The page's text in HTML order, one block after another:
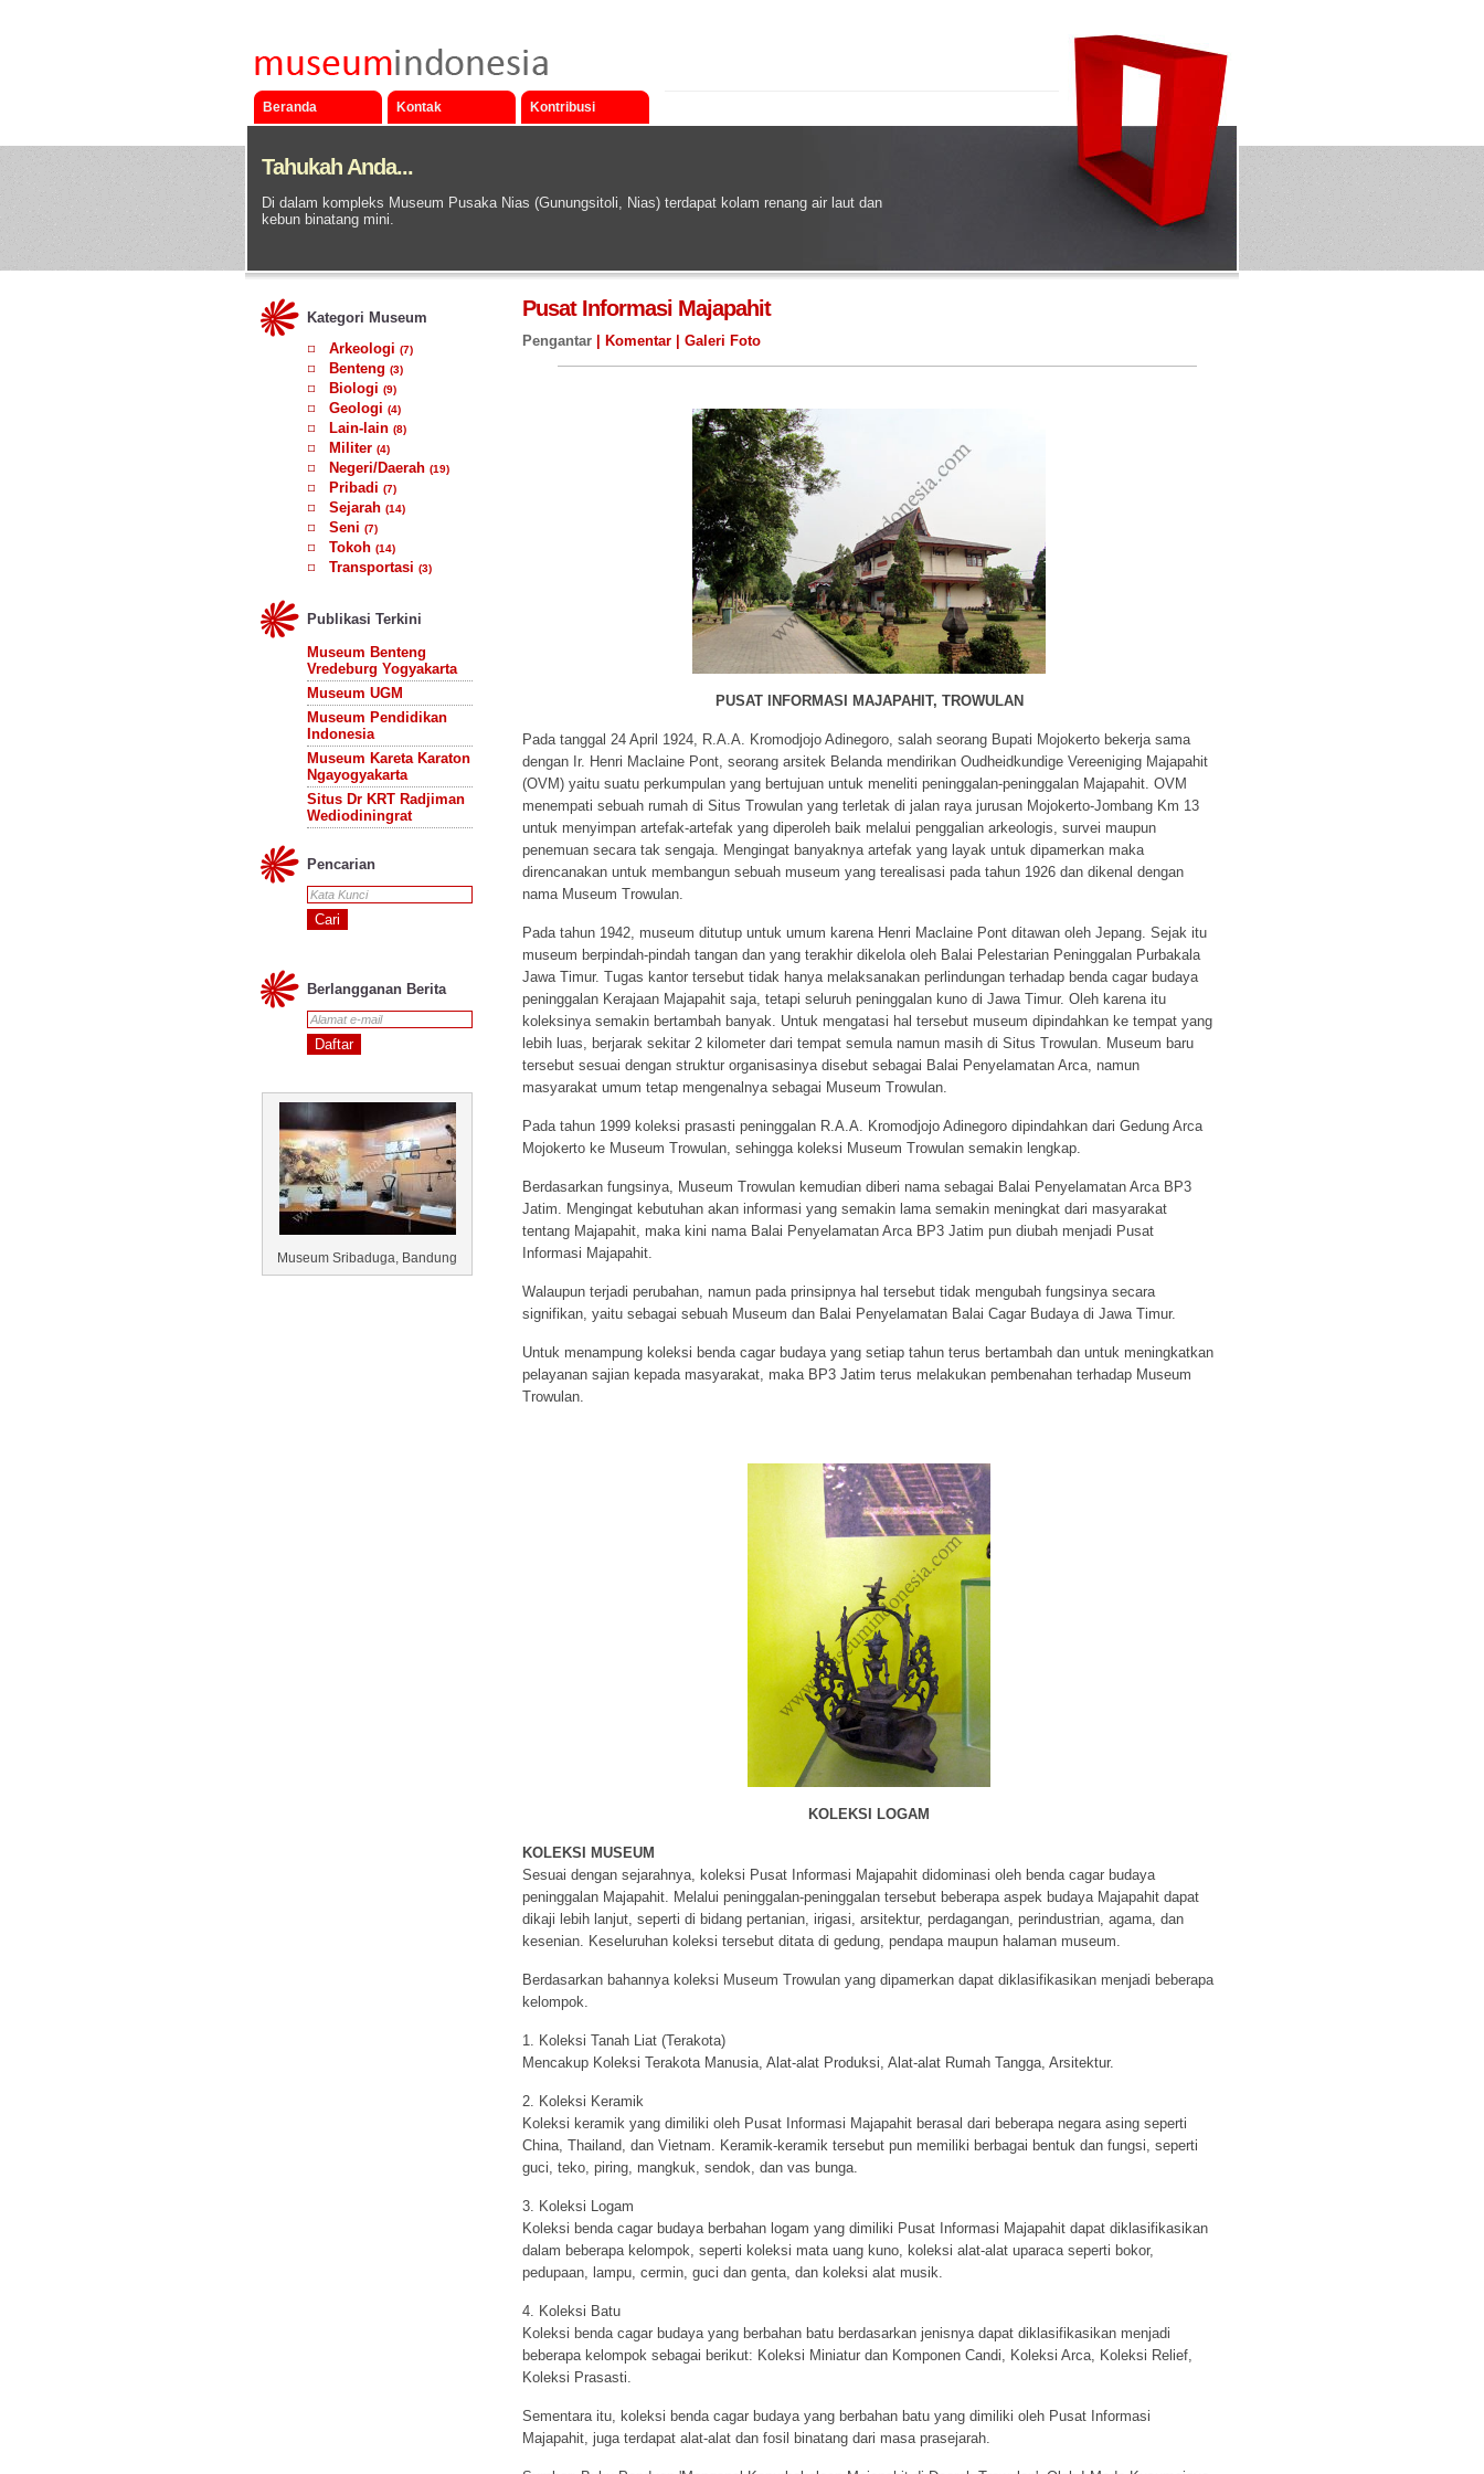
Beranda Kontak Kontribusi
Tahukah Anda...
Di dalam kompleks Museum Pusaka Nias (Gunungsitoli, Nias) terdapat kolam renang air laut dan
kebun binatang mini.
Kategori Museum
Arkeologi (7)
Benteng (3)
Biologi (9)
Geologi (4)
Lain-lain (8)
Militer (4)
Negeri/Daerah (19)
Pribadi (7)
Sejarah (14)
Seni (7)
Tokoh (14)
Transportasi (3)
Publikasi Terkini
Museum Benteng
Vredeburg Yogyakarta
Museum UGM
Museum Pendidikan
Indonesia
Museum Kareta Karaton
Ngayogyakarta
Situs Dr KRT Radjiman
Wediodiningrat
Pencarian
Berlangganan Berita
Museum Sribaduga, Bandung
Pusat Informasi Majapahit
Pengantar Komentar Galeri Foto
PUSAT INFORMASI MAJAPAHIT, TROWULAN
Pada tanggal 24 April 1924, R.A.A. Kromodjojo Adinegoro, salah seorang Bupati Mojokerto bekerja sama
dengan Ir. Henri Maclaine Pont, seorang arsitek Belanda mendirikan Oudheidkundige Vereeniging Majapahit
(OVM) yaitu suatu perkumpulan yang bertujuan untuk meneliti peninggalan-peninggalan Majapahit. OVM
menempati sebuah rumah di Situs Trowulan yang terletak di jalan raya jurusan Mojokerto-Jombang Km 13
untuk menyimpan artefak-artefak yang diperoleh baik melalui penggalian arkeologis, survei maupun
penemuan secara tak sengaja. Mengingat banyaknya artefak yang layak untuk dipamerkan maka
direncanakan untuk membangun sebuah museum yang terealisasi pada tahun 1926 dan dikenal dengan
nama Museum Trowulan.
Pada tahun 1942, museum ditutup untuk umum karena Henri Maclaine Pont ditawan oleh Jepang. Sejak itu
museum berpindah-pindah tangan dan yang terakhir dikelola oleh Balai Pelestarian Peninggalan Purbakala
Jawa Timur. Tugas kantor tersebut tidak hanya melaksanakan perlindungan terhadap benda cagar budaya
peninggalan Kerajaan Majapahit saja, tetapi seluruh peninggalan kuno di Jawa Timur. Oleh karena itu
koleksinya semakin bertambah banyak. Untuk mengatasi hal tersebut museum dipindahkan ke tempat yang
lebih luas, berjarak sekitar 2 kilometer dari tempat semula namun masih di Situs Trowulan. Museum baru
tersebut sesuai dengan struktur organisasinya disebut sebagai Balai Penyelamatan Arca, namun
masyarakat umum tetap mengenalnya sebagai Museum Trowulan.
Pada tahun 1999 koleksi prasasti peninggalan R.A.A. Kromodjojo Adinegoro dipindahkan dari Gedung Arca
Mojokerto ke Museum Trowulan, sehingga koleksi Museum Trowulan semakin lengkap.
Berdasarkan fungsinya, Museum Trowulan kemudian diberi nama sebagai Balai Penyelamatan Arca BP3
Jatim. Mengingat kebutuhan akan informasi yang semakin lama semakin meningkat dari masyarakat
tentang Majapahit, maka kini nama Balai Penyelamatan Arca BP3 Jatim pun diubah menjadi Pusat
Informasi Majapahit.
Walaupun terjadi perubahan, namun pada prinsipnya hal tersebut tidak mengubah fungsinya secara
signifikan, yaitu sebagai sebuah Museum dan Balai Penyelamatan Balai Cagar Budaya di Jawa Timur.
Untuk menampung koleksi benda cagar budaya yang setiap tahun terus bertambah dan untuk meningkatkan
pelayanan sajian kepada masyarakat, maka BP3 Jatim terus melakukan pembenahan terhadap Museum
Trowulan.
KOLEKSI LOGAM
KOLEKSI MUSEUM
Sesuai dengan sejarahnya, koleksi Pusat Informasi Majapahit didominasi oleh benda cagar budaya
peninggalan Majapahit. Melalui peninggalan-peninggalan tersebut beberapa aspek budaya Majapahit dapat
dikaji lebih lanjut, seperti di bidang pertanian, irigasi, arsitektur, perdagangan, perindustrian, agama, dan
kesenian. Keseluruhan koleksi tersebut ditata di gedung, pendapa maupun halaman museum.
Berdasarkan bahannya koleksi Museum Trowulan yang dipamerkan dapat diklasifikasikan menjadi beberapa
kelompok.
1. Koleksi Tanah Liat (Terakota)
Mencakup Koleksi Terakota Manusia, Alat-alat Produksi, Alat-alat Rumah Tangga, Arsitektur.
2. Koleksi Keramik
Koleksi keramik yang dimiliki oleh Pusat Informasi Majapahit berasal dari beberapa negara asing seperti
China, Thailand, dan Vietnam. Keramik-keramik tersebut pun memiliki berbagai bentuk dan fungsi, seperti
guci, teko, piring, mangkuk, sendok, dan vas bunga.
3. Koleksi Logam
Koleksi benda cagar budaya berbahan logam yang dimiliki Pusat Informasi Majapahit dapat diklasifikasikan
dalam beberapa kelompok, seperti koleksi mata uang kuno, koleksi alat-alat uparaca seperti bokor,
pedupaan, lampu, cermin, guci dan genta, dan koleksi alat musik.
4. Koleksi Batu
Koleksi benda cagar budaya yang berbahan batu berdasarkan jenisnya dapat diklasifikasikan menjadi
beberapa kelompok sebagai berikut: Koleksi Miniatur dan Komponen Candi, Koleksi Arca, Koleksi Relief,
Koleksi Prasasti.
Sementara itu, koleksi benda cagar budaya yang berbahan batu yang dimiliki oleh Pusat Informasi
Majapahit, juga terdapat alat-alat dan fosil binatang dari masa prasejarah.